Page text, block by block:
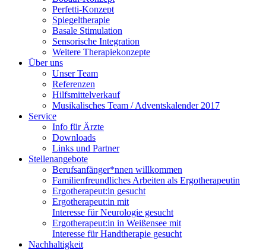
Perfetti-Konzept
Spiegeltherapie
Basale Stimulation
Sensorische Integration
Weitere Therapiekonzepte
Über uns
Unser Team
Referenzen
Hilfsmittelverkauf
Musikalisches Team / Adventskalender 2017
Service
Info für Ärzte
Downloads
Links und Partner
Stellenangebote
Berufsanfänger*nnen willkommen
Familienfreundliches Arbeiten als Ergotherapeutin
Ergotherapeut:in gesucht
Ergotherapeut:in mit
Interesse für Neurologie gesucht
Ergotherapeut:in in Weißensee mit
Interesse für Handtherapie gesucht
Nachhaltigkeit